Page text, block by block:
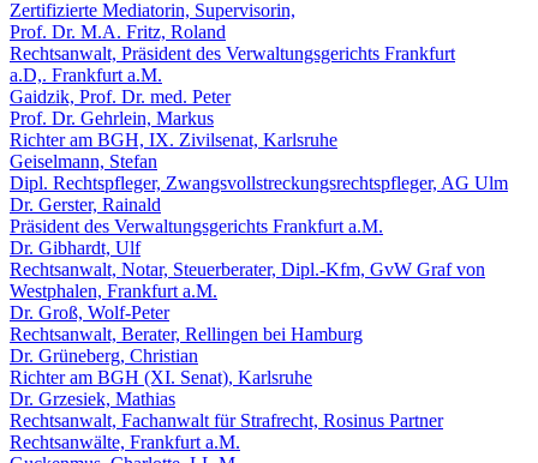
Zertifizierte Mediatorin, Supervisorin,
Prof. Dr. M.A. Fritz, Roland
Rechtsanwalt, Präsident des Verwaltungsgerichts Frankfurt
a.D,. Frankfurt a.M.
Gaidzik, Prof. Dr. med. Peter
Prof. Dr. Gehrlein, Markus
Richter am BGH, IX. Zivilsenat, Karlsruhe
Geiselmann, Stefan
Dipl. Rechtspfleger, Zwangsvollstreckungsrechtspfleger, AG Ulm
Dr. Gerster, Rainald
Präsident des Verwaltungsgerichts Frankfurt a.M.
Dr. Gibhardt, Ulf
Rechtsanwalt, Notar, Steuerberater, Dipl.-Kfm, GvW Graf von
Westphalen, Frankfurt a.M.
Dr. Groß, Wolf-Peter
Rechtsanwalt, Berater, Rellingen bei Hamburg
Dr. Grüneberg, Christian
Richter am BGH (XI. Senat), Karlsruhe
Dr. Grzesiek, Mathias
Rechtsanwalt, Fachanwalt für Strafrecht, Rosinus Partner
Rechtsanwälte, Frankfurt a.M.